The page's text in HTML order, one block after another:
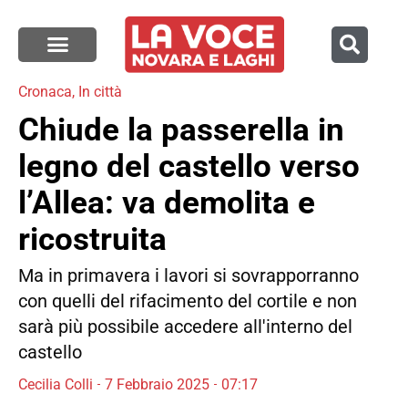
Cronaca, In città
Chiude la passerella in
legno del castello verso
l’Allea: va demolita e
ricostruita
Ma in primavera i lavori si sovrapporranno
con quelli del rifacimento del cortile e non
sarà più possibile accedere all'interno del
castello
Cecilia Colli 7 Febbraio 2025 07:17